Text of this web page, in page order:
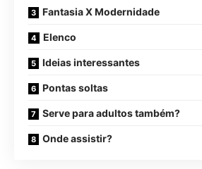
Fantasia X Modernidade
Elenco
Ideias interessantes
Pontas soltas
Serve para adultos também?
Onde assistir?